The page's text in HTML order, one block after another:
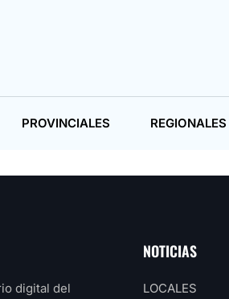
PROVINCIALES REGIONALES
digital del
NOTICIAS
LOCALES